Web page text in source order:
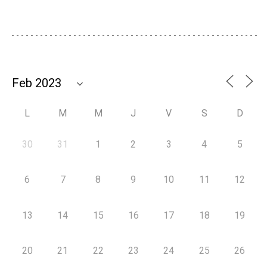
L M M J V S D
30 31 1 2 3 4 5
6 7 8 9 10 11 12
13 14 15 16 17 18 19
20 21 22 23 24 25 26